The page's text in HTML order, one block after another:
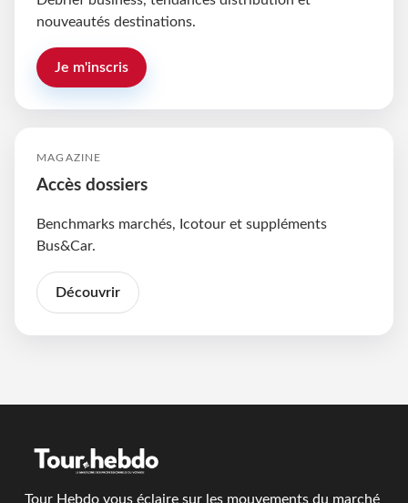
nouveautés destinations.
Je m'inscris
MAGAZINE
Accès dossiers
Benchmarks marchés, Icotour et suppléments
Bus&Car.
Découvrir
Tour Hebdo vous éclaire sur les mouvements du marché